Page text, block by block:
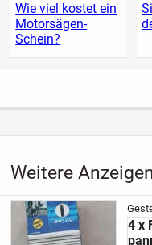
Wie viel kostet ein
Motorsägen-
Schein?
Weitere
4 x